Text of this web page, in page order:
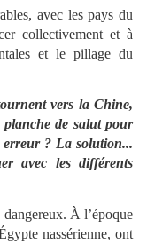
avec les pays du
collectivement et à
et le pillage du
vers la Chine,
planche de salut pour
? La solution...
avec les différents
dangereux. À l’époque
nassérienne, ont